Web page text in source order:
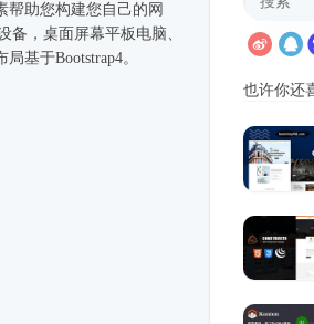
帮助您构建您自己的网
备，桌面屏幕平板电脑、
局基于Bootstrap4。
也许你还